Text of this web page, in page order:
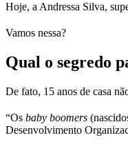
Hoje, a Andressa Silva,
Vamos nessa?
Qual o segredo
De fato, 15 anos de casa
“Os baby boomers
Desenvolvimento